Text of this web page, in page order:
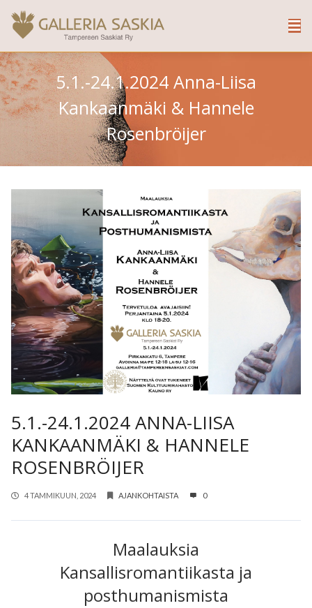
5.1.-24.1.2024 Anna-Liisa
Kankaanmäki & Hannele
Rosenbröijer
5.1.-24.1.2024 ANNA-LIISA
KANKAANMÄKI & HANNELE
ROSENBRÖIJER
4 TAMMIKUUN, 2024 AJANKOHTAISTA 0
Maalauksia
Kansallisromantiikasta ja
posthumanismista